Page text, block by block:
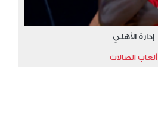
إدارة الأهلي
ألعاب الصالات